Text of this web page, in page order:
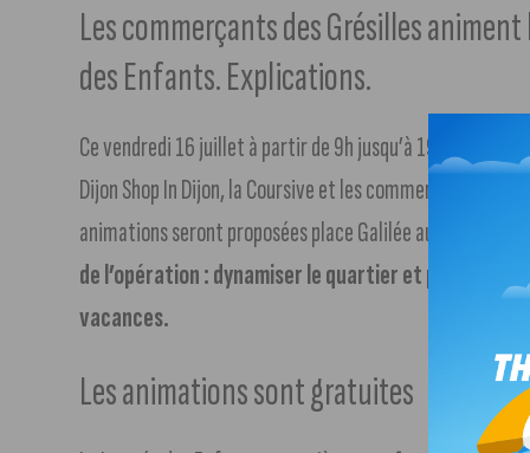
Les commerçants des Grésilles
des Enfants. Explications.
Ce vendredi 16 juillet à partir de 9h jusqu’à 19h dans le
Dijon Shop In Dijon, la Coursive et les commerçants des
animations seront proposées place Galilée aux
de l’opération : dynamiser le quartier et proposer
vacances.
Les animations sont gratuites